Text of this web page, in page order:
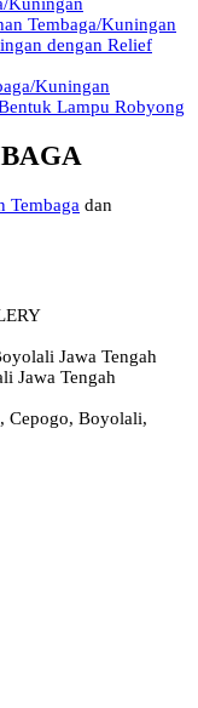
Kuningan
Tembaga/Kuningan
dengan Relief
Kuningan
Lampu Robyong
Tembaga dan
Jawa Tengah
Jawa Tengah
Cepogo, Boyolali,